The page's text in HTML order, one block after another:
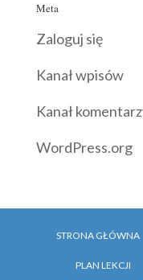
Meta
Zaloguj się
Kanał wpisów
Kanał
WordPress.org
STRONA GŁÓWNA
PLAN LEKCJI